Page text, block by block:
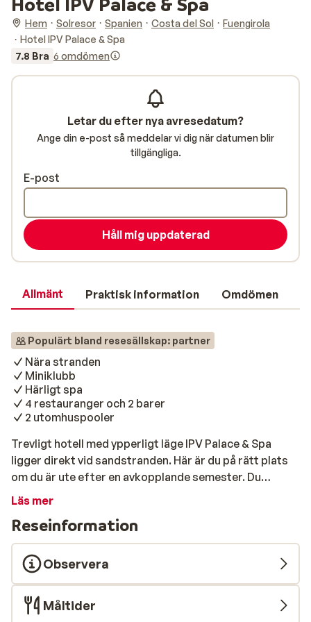
Hem Solresor Spanien Costa del Sol
Fuengirola
Hotel IPV Palace & Spa
7.8 Bra 6 omdömen
Allmänt Praktisk information Omdömen
Populärt bland resesällskap: partner
Nära stranden
Miniklubb
Härligt spa
4 restauranger och 2 barer
2 utomhuspooler
Trevligt hotell med ypperligt läge IPV Palace & Spa
ligger direkt vid sandstranden. Här är du på rätt plats
om du är ute efter en avkopplande semester. Du
kommer att bo i bekväma och rymliga rum som inretts i
satellit-TV, minibar och en balkong eller terrass..
Strand & pool Ta en promenad längst stranden eller
koppla av i solen med sköna havsdopp. Hotellet har två
fina utomhuspooler där du kan koppla av och ta
svalkande dopp. I det fantastiska spat (mot en extra
avgift) kan du njuta av en stund av absolut
Läs mer
Reseinformation
Observera
Måltider
Letar du efter nya avresedatum?
Ange din e-post så meddelar vi dig när datumen blir
tillgängliga.
E-post
Håll mig uppdaterad